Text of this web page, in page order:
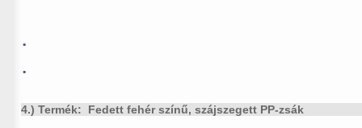
.
.
4.) Termék: Fedett fehér színű, szájszegett PP-zsák